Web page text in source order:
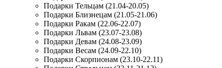
Подарки Тельцам (21.04-20.05)
Подарки Близнецам (21.05-21.06)
Подарки Ракам (22.06-22.07)
Подарки Львам (23.07-23.08)
Подарки Девам (24.08-23.09)
Подарки Весам (24.09-22.10)
Подарки Скорпионам (23.10-22.11)